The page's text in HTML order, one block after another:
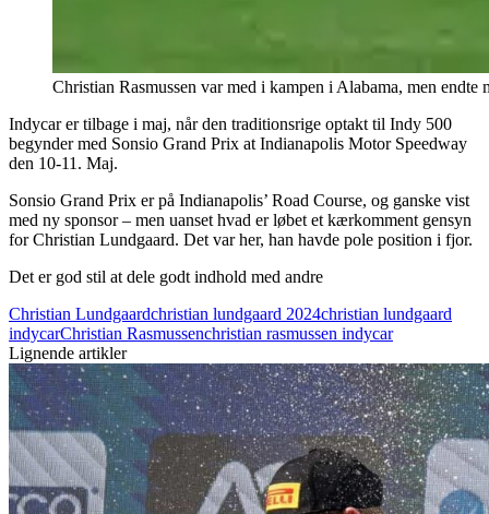
Christian Rasmussen var med i kampen i Alabama, men
Indycar er tilbage i maj, når den traditionsrige optakt til Indy 500
begynder med Sonsio Grand Prix at Indianapolis Motor Speedway
den 10-11. Maj.
Sonsio Grand Prix er på Indianapolis’ Road Course, og ganske vist
med ny sponsor – men uanset hvad er løbet et kærkomment gensyn
for Christian Lundgaard. Det var her, han havde pole position i fjor.
Det er god stil at dele godt indhold med andre
Christian Lundgaardchristian lundgaard 2024christian lundgaard
indycarChristian Rasmussenchristian rasmussen indycar
Lignende artikler